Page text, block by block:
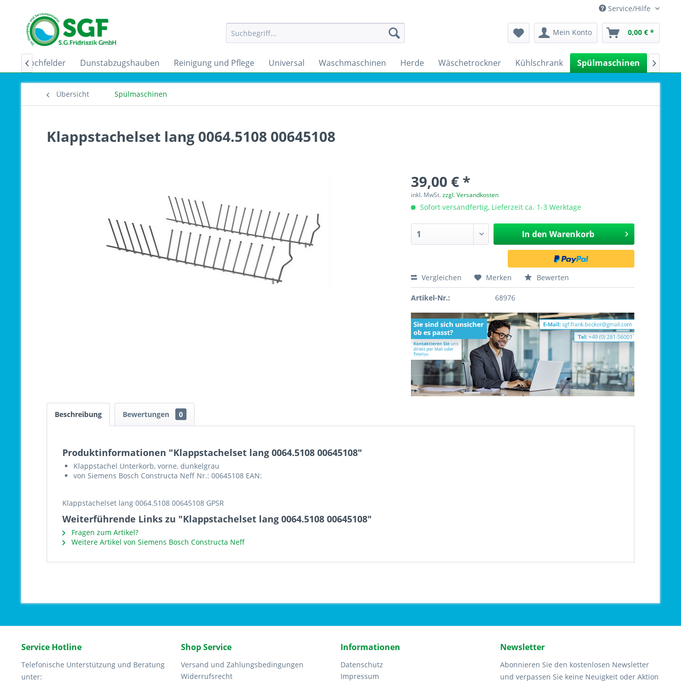
Service/Hilfe
Mein Konto 0,00 € *
Dunstabzugshauben Reinigung und Pflege Universal Waschmaschinen Herde Wäschetrockner Kühlschrank Spülmaschinen
 
Übersicht Spülmaschinen
Klappstachelset lang 0064.5108 00645108
39,00 € *
inkl. MwSt.zzgl. Versandkosten
Sofort versandfertig, Lieferzeit ca. 1-3 Werktage
In den Warenkorb
Vergleichen Merken Bewerten
Artikel-Nr.: 68976
Beschreibung Bewertungen 0
Produktinformationen "Klappstachelset lang 0064.5108 00645108"
Klappstachel Unterkorb, vorne, dunkelgrau
von Siemens Bosch Constructa Neff Nr.: 00645108 EAN:
Klappstachelset lang 0064.5108 00645108 GPSR
Weiterführende Links zu "Klappstachelset lang 0064.5108 00645108"
Fragen zum Artikel?
Weitere Artikel von Siemens Bosch Constructa Neff
Service Hotline
Telefonische Unterstützung und Beratung
unter:
Shop Service
Versand und Zahlungsbedingungen
Widerrufsrecht
Informationen
Datenschutz
Impressum
Newsletter
Abonnieren Sie den kostenlosen Newsletter
und verpassen Sie keine Neuigkeit oder Aktion